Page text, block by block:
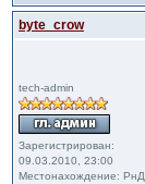
byte_crow
tech-admin
Зарегистрирован:
09.03.2010, 23:00
Местонахождение: РнД